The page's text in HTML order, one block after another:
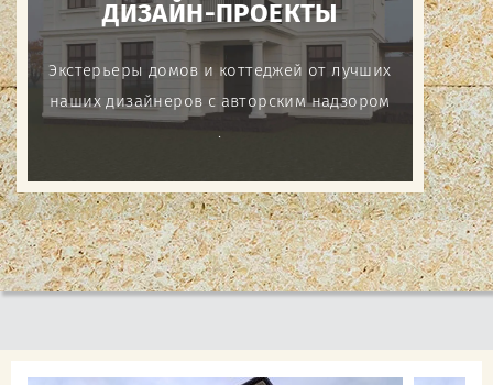
ДИЗАЙН-ПРОЕКТЫ
Экстерьеры домов и коттеджей от лучших
наших дизайнеров с авторским надзором
.